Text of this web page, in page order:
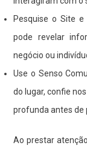
Pesquise o Site e
pode revelar
negócio ou
Use o Senso
do lugar, confie
profunda antes de
Ao prestar